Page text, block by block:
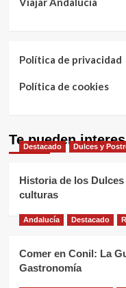
Política de privacidad
Política de cookies
Te pueden
Destacado Dulces y
Historia de los
culturas
Andalucía Destacado
Comer en Conil: La
Gastronomía